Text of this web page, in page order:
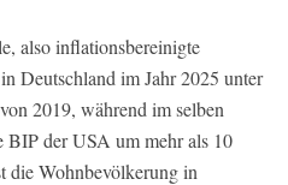
also inflationsbereinigte
Deutschland im Jahr 2025 unter
2019, während im selben
BIP der USA um mehr als 10
die Wohnbevölkerung in